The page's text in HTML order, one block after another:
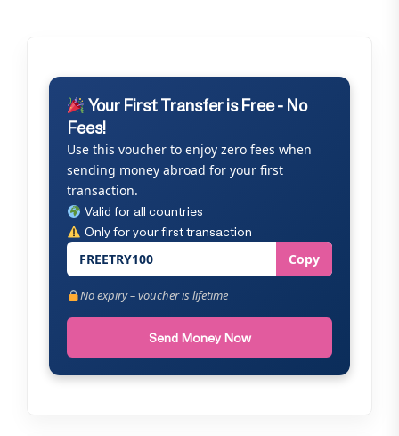
Your First Transfer is Free - No
Fees!
Use this voucher to enjoy zero fees when
sending money abroad for your first
transaction.
Valid for all countries
Only for your first transaction
FREETRY100 Copy
No expiry – voucher is lifetime
Send Money Now